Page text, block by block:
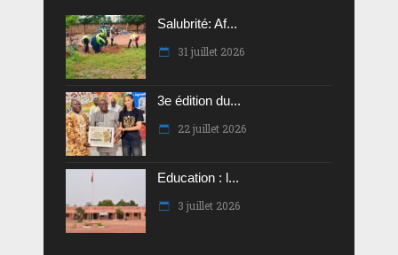
Salubrité: Af...
31 juillet 2026
3e édition du...
22 juillet 2026
Education : l...
3 juillet 2026